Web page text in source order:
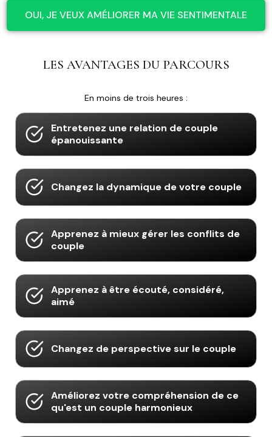
OUI, JE VEUX AMÉLIORER MA VIE SENTIMENTALE
LES AVANTAGES DU PARCOURS
En moins de trois heures :
Entretenez une relation de couple
épanouissante
Changez la dynamique de votre couple
Apprenez à mieux gérer les conflits de
couple
Apprenez à être écouté, considéré,
aimé
Changez de perspective sur le couple
Améliorez votre compréhension de ce
qu'est un couple harmonieux